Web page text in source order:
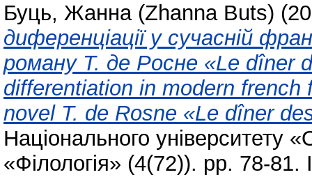
Буць, Жанна (Zhanna Buts)
диференціації у сучасній
роману T. де Pосне «Le dîner
differentiation in modern
novel T. de Rosne «Le dîner
Національного університету
«Філологія» (4(72)). pp. 78-